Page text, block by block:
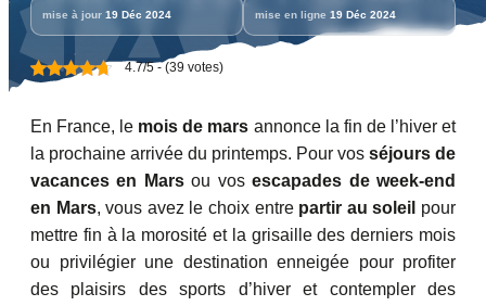
mise à jour 19 Déc 2024 mise en ligne 19 Déc 2024
4.7/5 - (39 votes)
En France, le mois de mars annonce la fin de l’hiver et
la prochaine arrivée du printemps. Pour vos séjours de
vacances en Marsou vosescapades de week-end
en Mars, vous avez le choix entre partir au soleil pour
mettre fin à la morosité et la grisaille des derniers mois
ou privilégier une destination enneigée pour profiter
des plaisirs des sports d’hiver et contempler des